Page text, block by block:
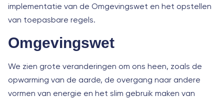
implementatie van de Omgevingswet en het opstellen
van toepasbare regels.
Omgevingswet
We zien grote veranderingen om ons heen, zoals de
opwarming van de aarde, de overgang naar andere
vormen van energie en het slim gebruik maken van